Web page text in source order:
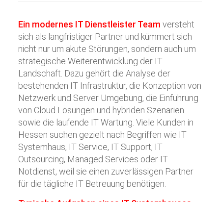
Ein modernes IT Dienstleister Team versteht
sich als langfristiger Partner und kümmert sich
nicht nur um akute Störungen, sondern auch um
strategische Weiterentwicklung der IT
Landschaft. Dazu gehört die Analyse der
bestehenden IT Infrastruktur, die Konzeption von
Netzwerk und Server Umgebung, die Einführung
von Cloud Lösungen und hybriden Szenarien
sowie die laufende IT Wartung. Viele Kunden in
Hessen suchen gezielt nach Begriffen wie IT
Systemhaus, IT Service, IT Support, IT
Outsourcing, Managed Services oder IT
Notdienst, weil sie einen zuverlässigen Partner
für die tägliche IT Betreuung benötigen.